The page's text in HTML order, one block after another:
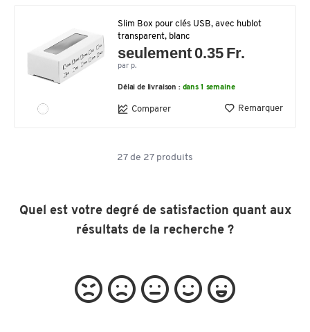
Slim Box pour clés USB, avec hublot
transparent, blanc
seulement 0.35 Fr.
par p.
Délai de livraison : dans 1 semaine
Comparer Remarquer
27 de 27 produits
Quel est votre degré de satisfaction quant aux
résultats de la recherche ?